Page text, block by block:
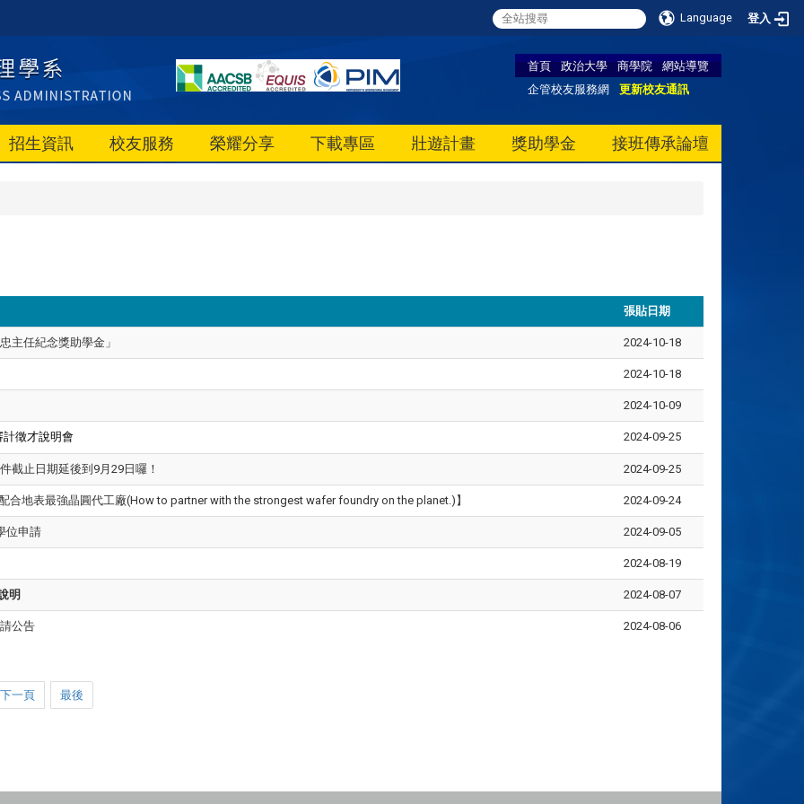
Language 登入
首頁 政治大學 商學院
網站導覽
企管校友服務網
更新校友通訊
招生資訊 校友服務 榮耀分享 下載專區 壯遊計畫 獎助學金 接班傳承論壇
張貼日期
主任紀念獎助學金」 2024-10-18
2024-10-18
2024-10-09
計徵才說明會 2024-09-25
截止日期延後到9月29日囉！ 2024-09-25
合地表最強晶圓代工廠(How to partner with the strongest wafer foundry on the planet.)】 2024-09-24
位申請 2024-09-05
2024-08-19
明 2024-08-07
公告 2024-08-06
下一頁 最後